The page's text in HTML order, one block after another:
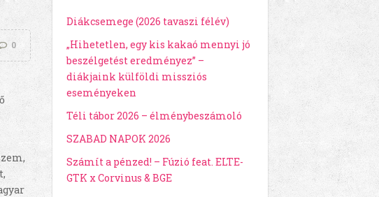
0
Diákcsemege (2026 tavaszi félév)
„Hihetetlen, egy kis kakaó mennyi jó
beszélgetést eredményez” –
diákjaink külföldi missziós
eseményeken
Téli tábor 2026 – élménybeszámoló
SZABAD NAPOK 2026
Számít a pénzed! – Fúzió feat. ELTE-
GTK x Corvinus & BGE